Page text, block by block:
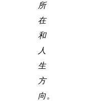
所
在
和
人
生
方
向。